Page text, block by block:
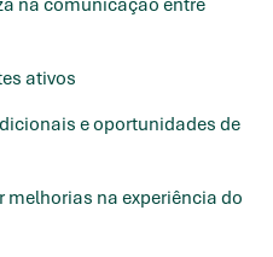
na comunicação entre
ativos
e oportunidades de
na experiência do